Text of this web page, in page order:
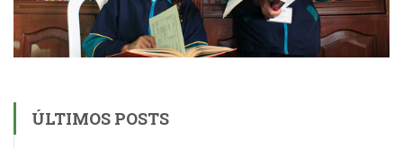
ÚLTIMOS POSTS